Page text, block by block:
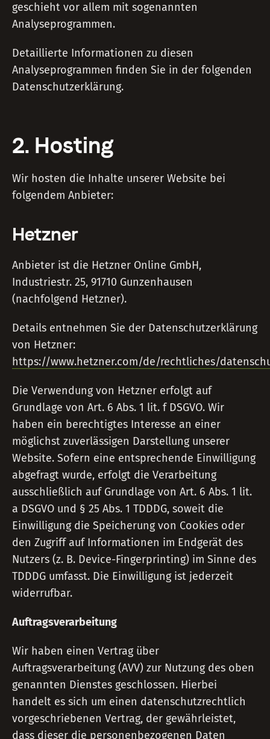
geschieht vor allem mit sogenannten
Analyseprogrammen.
Detaillierte Informationen zu diesen
Analyseprogrammen finden Sie in der folgenden
Datenschutzerklärung.
2. Hosting
Wir hosten die Inhalte unserer Website bei
folgendem Anbieter:
Hetzner
Anbieter ist die Hetzner Online GmbH,
Industriestr. 25, 91710 Gunzenhausen
(nachfolgend Hetzner).
Details entnehmen Sie der Datenschutzerklärung
von Hetzner:
https://www.hetzner.com/de/rechtliches/
Die Verwendung von Hetzner erfolgt auf
Grundlage von Art. 6 Abs. 1 lit. f DSGVO. Wir
haben ein berechtigtes Interesse an einer
möglichst zuverlässigen Darstellung unserer
Website. Sofern eine entsprechende Einwilligung
abgefragt wurde, erfolgt die Verarbeitung
ausschließlich auf Grundlage von Art. 6 Abs. 1 lit.
a DSGVO und § 25 Abs. 1 TDDDG, soweit die
Einwilligung die Speicherung von Cookies oder
den Zugriff auf Informationen im Endgerät des
Nutzers (z. B. Device-Fingerprinting) im Sinne des
TDDDG umfasst. Die Einwilligung ist jederzeit
widerrufbar.
Auftragsverarbeitung
Wir haben einen Vertrag über
Auftragsverarbeitung (AVV) zur Nutzung des oben
genannten Dienstes geschlossen. Hierbei
handelt es sich um einen datenschutzrechtlich
vorgeschriebenen Vertrag, der gewährleistet,
dass dieser die personenbezogenen Daten